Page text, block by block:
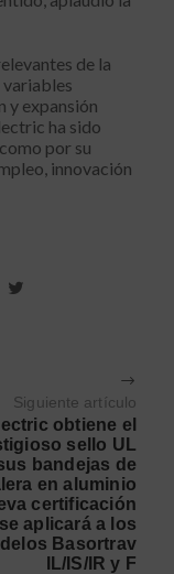
de la
variables
y expansión
ha sido
por su
innovación
Siguiente artículo
obtiene el
sello UL
bandejas de
en aluminio
certificación
se aplicará a los
Basortrav
IL/IS/IR y F